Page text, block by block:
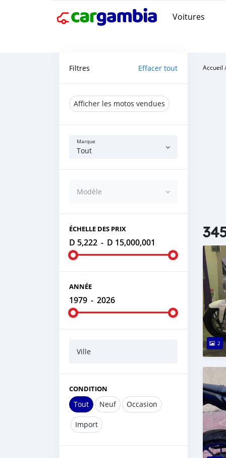
Voitures
Filtres Effacer tout
Afficher les motos vendues
Marque
Tout
Modèle
ÉCHELLE DES PRIX
D 5,222 - D 15,000,001
ANNÉE
1979 - 2026
Ville
CONDITION
Tout Neuf Occasion
Import
Accueil
2